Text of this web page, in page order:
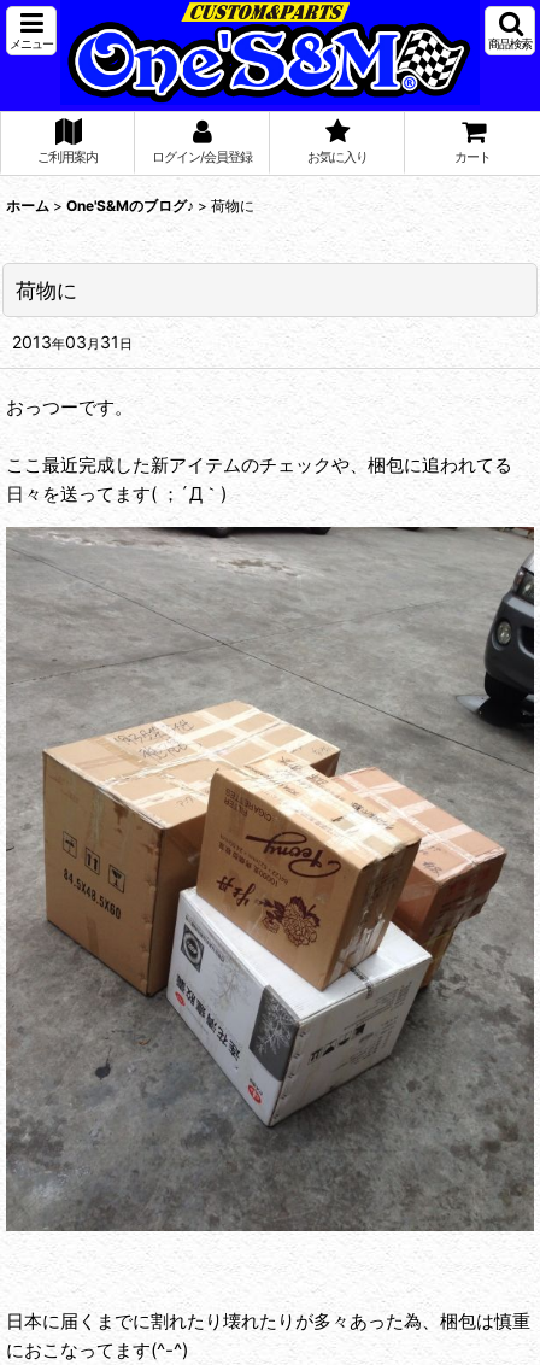
メニュー 商品検索
ご利用案内 ログイン/会員登録 お気に入り カート
ホーム > One'S&Mのブログ♪ > 荷物に
荷物に
2013年03月 31 日
おっつーです。
ここ最近完成した新アイテムのチェックや、梱包に追われてる
日々を送ってます( ；´Д｀)
日本に届くまでに割れたり壊れたりが多々あった為、梱包は慎重
におこなってます(^-^)